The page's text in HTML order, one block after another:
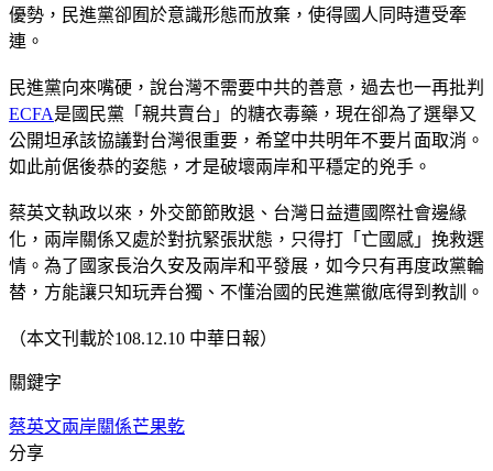
優勢，民進黨卻囿於意識形態而放棄，使得國人同時遭受牽
連。
民進黨向來嘴硬，說台灣不需要中共的善意，過去也一再批判
ECFA是國民黨「親共賣台」的糖衣毒藥，現在卻為了選舉又
公開坦承該協議對台灣很重要，希望中共明年不要片面取消。
如此前倨後恭的姿態，才是破壞兩岸和平穩定的兇手。
蔡英文執政以來，外交節節敗退、台灣日益遭國際社會邊緣
化，兩岸關係又處於對抗緊張狀態，只得打「亡國感」挽救選
情。為了國家長治久安及兩岸和平發展，如今只有再度政黨輪
替，方能讓只知玩弄台獨、不懂治國的民進黨徹底得到教訓。
（本文刊載於108.12.10 中華日報）
關鍵字
蔡英文兩岸關係芒果乾
分享